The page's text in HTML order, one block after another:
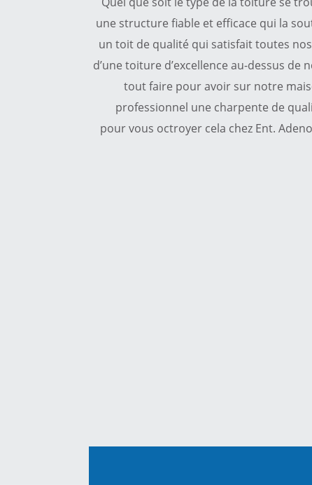
une structure fiable et efficace qui la
un toit de qualité qui satisfait toutes
d’une toiture d’excellence au-dessus
tout faire pour avoir sur notre
professionnel une charpente de
pour vous octroyer cela chez Ent.